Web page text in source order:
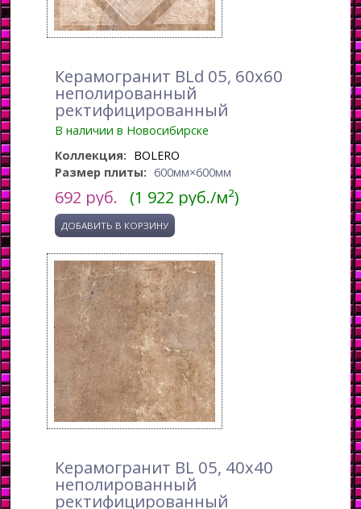
Керамогранит BLd 05, 60x60
неполированный
ректифицированный
В наличии в Новосибирске
Коллекция: BOLERO
Размер плиты: 600мм×600мм
692 руб. (1 922 руб./м²)
Керамогранит BL 05, 40x40
неполированный
ректифицированный